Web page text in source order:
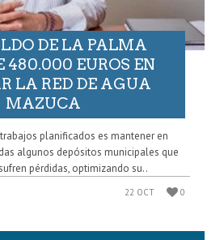
DE LA PALMA
480.000 EUROS EN
LA RED DE AGUA
MAZUCA
planificados es mantener en
algunos depósitos municipales que
pérdidas, optimizando su..
22 OCT 0